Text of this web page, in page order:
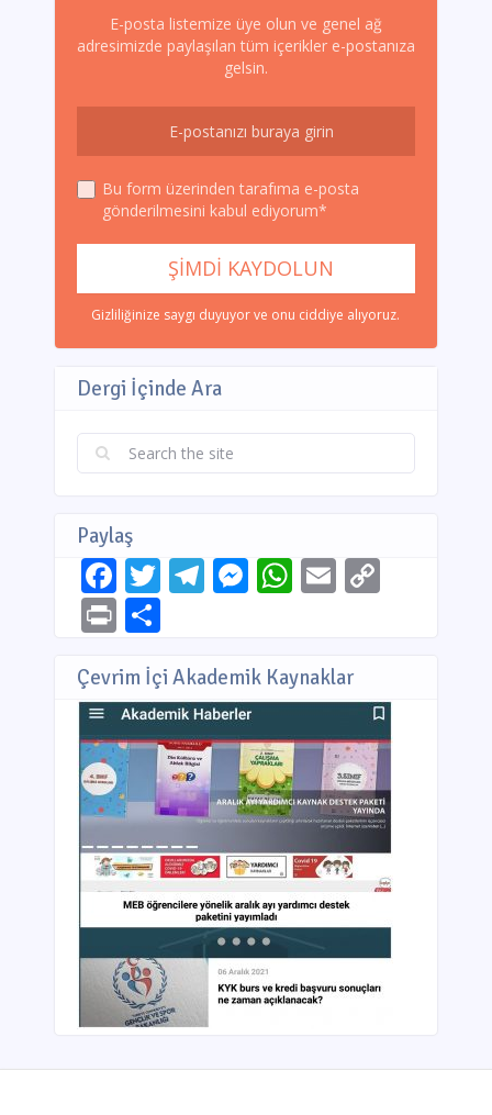
E-posta listemize üye olun ve genel ağ
adresimizde paylaşılan tüm içerikler e-postanıza
gelsin.
Bu form üzerinden tarafıma e-posta
gönderilmesini kabul ediyorum*
Gizliliğinize saygı duyuyor ve onu ciddiye alıyoruz.
Dergi İçinde Ara
Paylaş
Facebook
Twitter
Telegram
Messenger
WhatsApp
EmailCopy
PrintShare
Çevrim İçi Akademik Kaynaklar